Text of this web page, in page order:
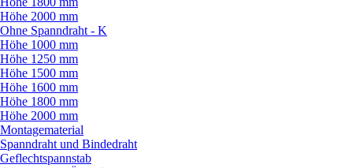
Höhe 2000 mm
Ohne Spanndraht - K
Höhe 1000 mm
Höhe 1250 mm
Höhe 1500 mm
Höhe 1600 mm
Höhe 1800 mm
Höhe 2000 mm
Montagematerial
Spanndraht und Bindedraht
Geflechtspannstab